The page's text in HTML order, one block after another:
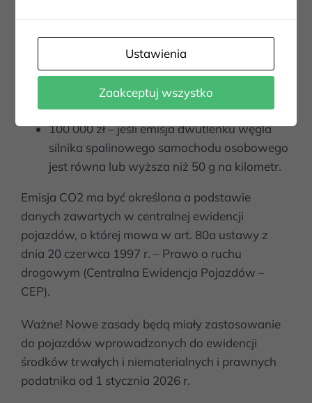
samochody elektryczne, i kształtują się
następująco:
150 000 zł – jeśli emisja dwutlenku węgla
silnika spalinowego samochodu osobowego
wynosi mniej niż 50 g na kilometr,
100 000 zł – jeśli emisja dwutlenku węgla
silnika spalinowego samochodu osobowego
jest równa lub wyższa niż 50 g na kilometr.
Emisja CO2 ma być określona a podstawie
danych zawartych w centralnej ewidencji
pojazdów, o której mowa w art. 80a ustawy z
dnia 20 czerwca 1997 r. – Prawo o ruchu
drogowym (Centralna Ewidencja Pojazdów –
CEP).
Ważne! Nowe zasady będą miały zastosowanie
do pojazdów wprowadzonych do ewidencji
środków trwałych i niematerialnych i prawnych
podatnika od 1 stycznia 2026 r.
Ustawienia
Zaakceptuj wszystko